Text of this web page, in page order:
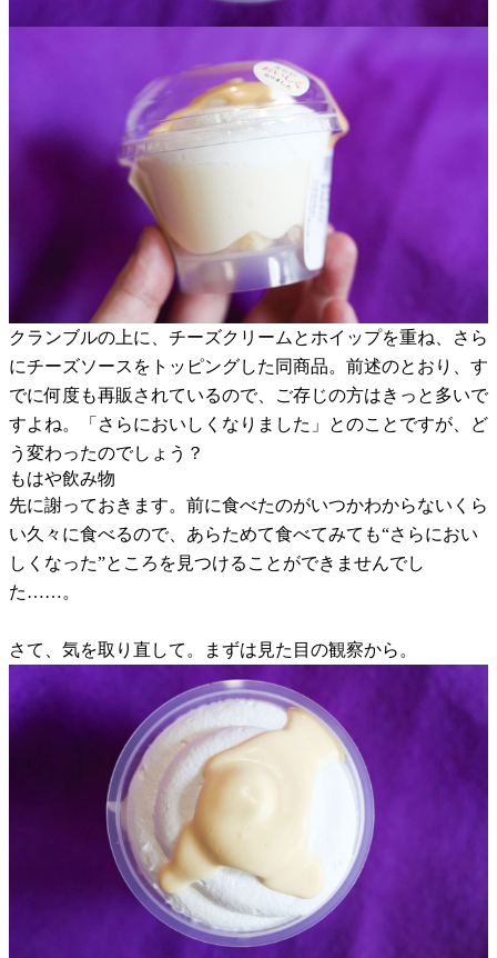
クランブルの上に、チーズクリームとホイップを重ね、さら
にチーズソースをトッピングした同商品。前述のとおり、す
でに何度も再販されているので、ご存じの方はきっと多いで
すよね。「さらにおいしくなりました」とのことですが、ど
う変わったのでしょう？
もはや飲み物
先に謝っておきます。前に食べたのがいつかわからないくら
い久々に食べるので、あらためて食べてみても“さらにおい
しくなった”ところを見つけることができませんでし
た……。
さて、気を取り直して。まずは見た目の観察から。